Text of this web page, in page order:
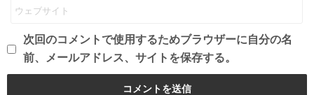
次回のコメントで使用するためブラウザーに自分の名
前、メールアドレス、サイトを保存する。